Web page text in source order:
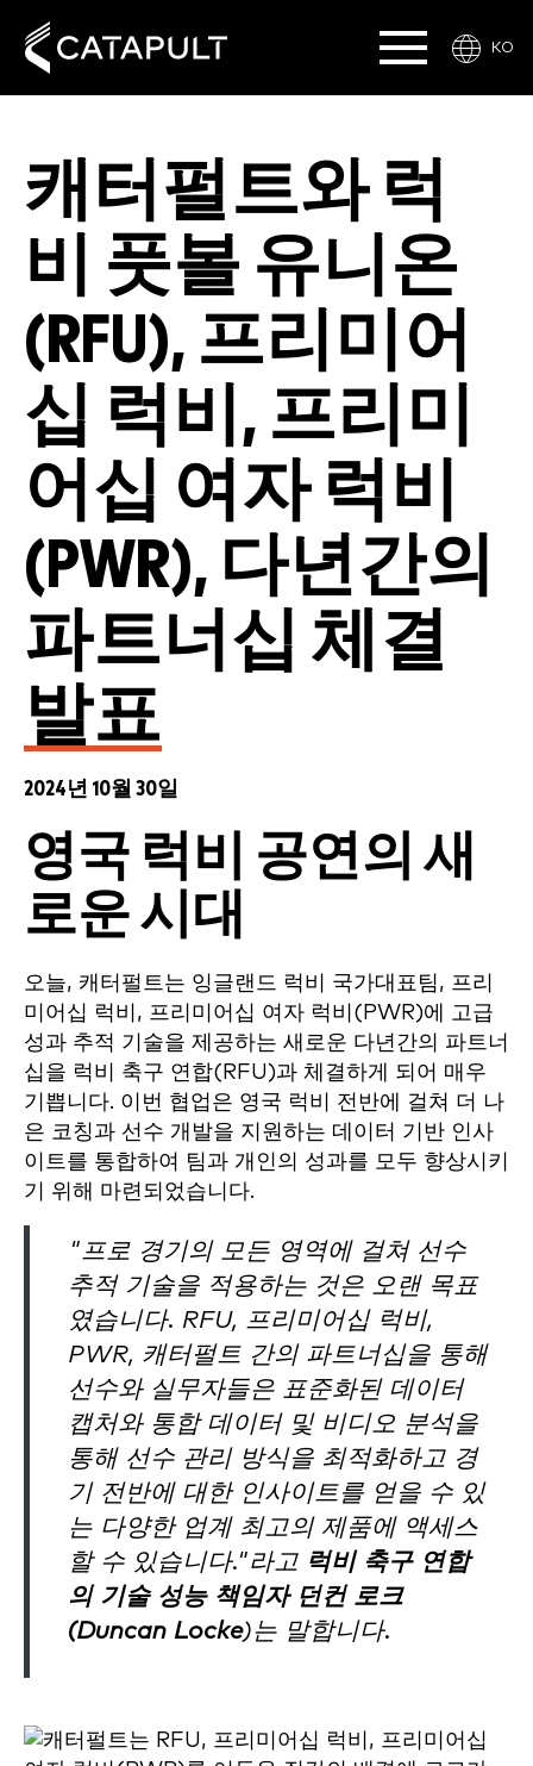
KO
캐터펄트와 럭
비 풋볼 유니온
(RFU), 프리미어
십 럭비, 프리미
어십 여자 럭비
(PWR), 다년간의
파트너십 체결
발표
2024년 10월 30일
영국 럭비 공연의 새
로운 시대
오늘, 캐터펄트는 잉글랜드 럭비 국가대표팀, 프리
미어십 럭비, 프리미어십 여자 럭비(PWR)에 고급
성과 추적 기술을 제공하는 새로운 다년간의 파트너
십을 럭비 축구 연합(RFU)과 체결하게 되어 매우
기쁩니다. 이번 협업은 영국 럭비 전반에 걸쳐 더 나
은 코칭과 선수 개발을 지원하는 데이터 기반 인사
이트를 통합하여 팀과 개인의 성과를 모두 향상시키
기 위해 마련되었습니다.
"프로 경기의 모든 영역에 걸쳐 선수
추적 기술을 적용하는 것은 오랜 목표
였습니다. RFU, 프리미어십 럭비,
PWR, 캐터펄트 간의 파트너십을 통해
선수와 실무자들은 표준화된 데이터
캡처와 통합 데이터 및 비디오 분석을
통해 선수 관리 방식을 최적화하고 경
기 전반에 대한 인사이트를 얻을 수 있
는 다양한 업계 최고의 제품에 액세스
할 수 있습니다."라고 럭비 축구 연합
의 기술 성능 책임자 던컨 로크
(Duncan Locke)는 말합니다.